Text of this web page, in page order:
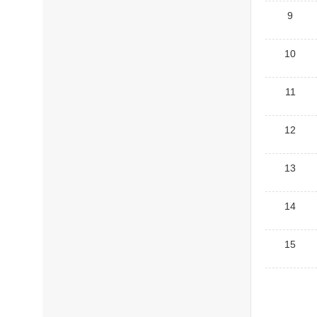
9
10
11
12
13
14
15